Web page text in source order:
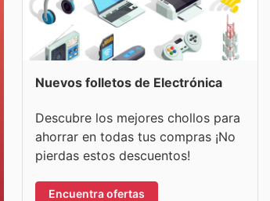
Nuevos folletos de Electrónica
Descubre los mejores chollos para
ahorrar en todas tus compras ¡No
pierdas estos descuentos!
Encuentra ofertas